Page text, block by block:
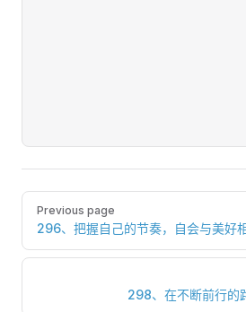
Pager
Previous page
296、把握自己的节奏，自会与美好
298、在不断前行的